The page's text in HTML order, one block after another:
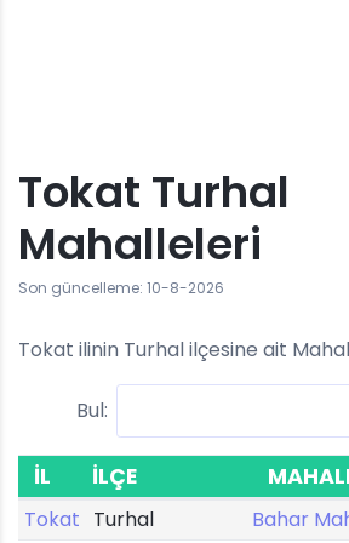
Tokat Turhal
Mahalleleri
Son güncelleme: 10-8-2026
Tokat ilinin Turhal ilçesine ait
Bul:
İL İLÇE
Tokat Turhal
Bahar